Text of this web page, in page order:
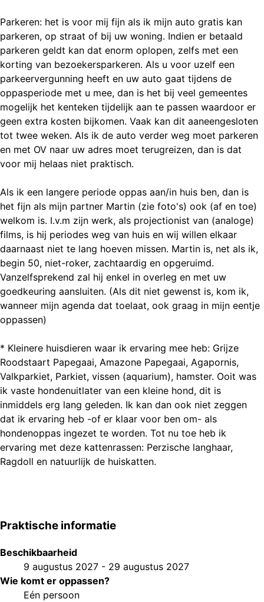
Parkeren: het is voor mij fijn als ik mijn auto gratis kan
parkeren, op straat of bij uw woning. Indien er betaald
parkeren geldt kan dat enorm oplopen, zelfs met een
korting van bezoekersparkeren. Als u voor uzelf een
parkeervergunning heeft en uw auto gaat tijdens de
oppasperiode met u mee, dan is het bij veel gemeentes
mogelijk het kenteken tijdelijk aan te passen waardoor er
geen extra kosten bijkomen. Vaak kan dit aaneengesloten
tot twee weken. Als ik de auto verder weg moet parkeren
en met OV naar uw adres moet terugreizen, dan is dat
voor mij helaas niet praktisch.
Als ik een langere periode oppas aan/in huis ben, dan is
het fijn als mijn partner Martin (zie foto's) ook (af en toe)
welkom is. I.v.m zijn werk, als projectionist van (analoge)
films, is hij periodes weg van huis en wij willen elkaar
daarnaast niet te lang hoeven missen. Martin is, net als ik,
begin 50, niet-roker, zachtaardig en opgeruimd.
Vanzelfsprekend zal hij enkel in overleg en met uw
goedkeuring aansluiten. (Als dit niet gewenst is, kom ik,
wanneer mijn agenda dat toelaat, ook graag in mijn eentje
oppassen)
* Kleinere huisdieren waar ik ervaring mee heb: Grijze
Roodstaart Papegaai, Amazone Papegaai, Agapornis,
Valkparkiet, Parkiet, vissen (aquarium), hamster. Ooit was
ik vaste hondenuitlater van een kleine hond, dit is
inmiddels erg lang geleden. Ik kan dan ook niet zeggen
dat ik ervaring heb -of er klaar voor ben om- als
hondenoppas ingezet te worden. Tot nu toe heb ik
ervaring met deze kattenrassen: Perzische langhaar,
Ragdoll en natuurlijk de huiskatten.
Praktische informatie
Beschikbaarheid
9 augustus 2027 - 29 augustus 2027
Wie komt er oppassen?
Eén persoon